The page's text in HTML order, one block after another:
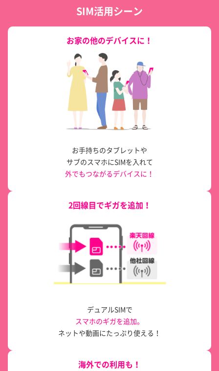
引落完了をメールでお知らせ
引落日当日に入金したけど、引落されているか心配、とい
時点
詳しくはこちら
※ 第一生命支店・OKB支店・NCB支店・JRE BANK口座の各支店はボ
SIM活用シーン
お家の他のデバイスに！
お手持ちのタブレットや
サブのスマホにSIMを入れて
外でもつながるデバイスに！
2回線目でギガを追加！
デュアルSIMで
スマホのギガを追加。
ネットや動画にたっぷり使える！
海外での利用も！